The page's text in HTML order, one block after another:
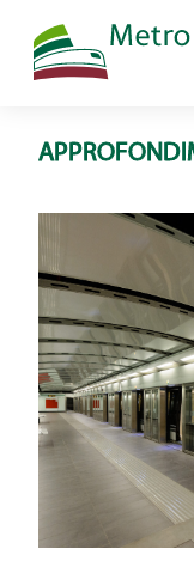
Opera
tratta in
24 stazioni in
Come si
gallerie
stazioni e pozzi
Una